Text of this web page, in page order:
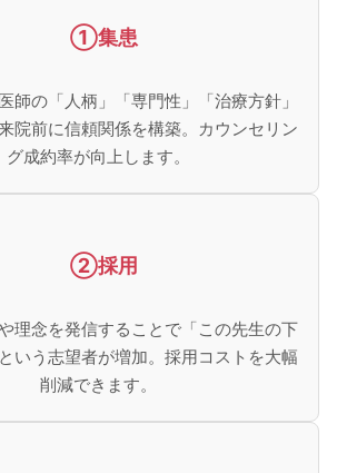
①集患
師の「人柄」「専門性」「治療方針」
院前に信頼関係を構築。カウンセリン
グ成約率が向上します。
②採用
理念を発信することで「この先生の下
いう志望者が増加。採用コストを大幅
削減できます。